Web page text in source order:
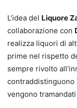
L’idea del Liquore
collaborazione con
realizza liquori di
prime nel rispetto
sempre rivolto
contraddistinguono
vengono